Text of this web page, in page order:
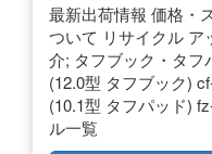
最新出荷情報 価格・
ついて リサイクル ア
介; タフブック・タフ
(12.0型 タフブック)
(10.1型 タフパッド)
ル一覧